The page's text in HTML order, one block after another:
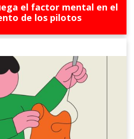
el factor mental en el
de los pilotos